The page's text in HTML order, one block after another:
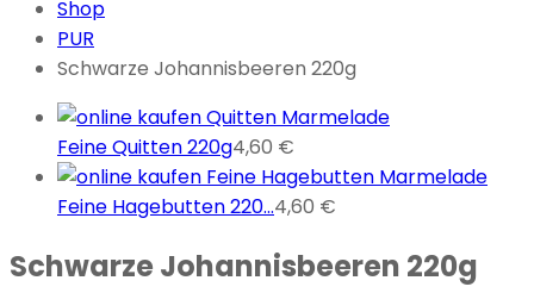
Shop
PUR
Schwarze Johannisbeeren 220g
Feine Quitten 220g4,60 €
Feine Hagebutten 220...4,60 €
Schwarze Johannisbeeren 220g